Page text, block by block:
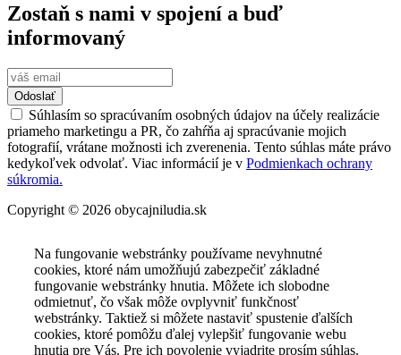
Zostaň s nami v spojení a buď
informovaný
Odoslať
Súhlasím so spracúvaním osobných údajov na účely realizácie
priameho marketingu a PR, čo zahŕňa aj spracúvanie mojich
fotografií, vrátane možnosti ich zverenenia. Tento súhlas máte právo
kedykoľvek odvolať. Viac informácií je v Podmienkach ochrany
súkromia.
Copyright © 2026 obycajniludia.sk
Na fungovanie webstránky používame nevyhnutné
cookies, ktoré nám umožňujú zabezpečiť základné
fungovanie webstránky hnutia. Môžete ich slobodne
odmietnuť, čo však môže ovplyvniť funkčnosť
webstránky. Taktiež si môžete nastaviť spustenie ďalších
cookies, ktoré pomôžu ďalej vylepšiť fungovanie webu
hnutia pre Vás. Pre ich povolenie vyjadrite prosím súhlas.